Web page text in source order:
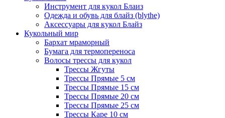
Инструмент для кукол Блаиз
Одежда и обувь для блайз (blythe)
Аксессуары для кукол Блайз
Кукольный мир
Бархат мраморный
Бумага для термопереноса
Волосы трессы для кукол
Трессы Жгуты
Трессы Прямые 5 см
Трессы Прямые 15 см
Трессы Прямые 20 см
Трессы Прямые 25 см
Трессы Каре 10 см